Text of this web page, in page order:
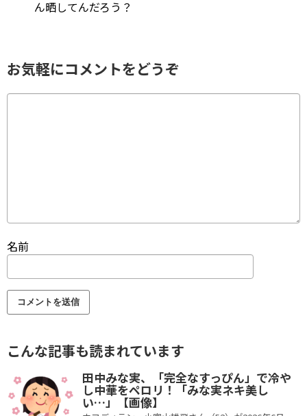
ん晒してんだろう？
お気軽にコメントをどうぞ
名前
こんな記事も読まれています
田中みな実、「完全なすっぴん」で冷や
し中華をペロリ！「みな実ネキ美し
い…」【画像】